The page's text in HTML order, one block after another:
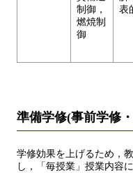
制御，
燃焼制
御
表
準備学修(事前学修
学修効果を上げるため，
し，「毎授業」授業内容